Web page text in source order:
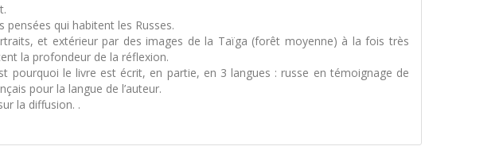
qui habitent les Russes.
et extérieur par des images de la Taïga (forêt moyenne) à la fois très
la profondeur de la réflexion.
pourquoi le livre est écrit, en partie, en 3 langues : russe en témoignage de
pour la langue de l’auteur.
la diffusion. .